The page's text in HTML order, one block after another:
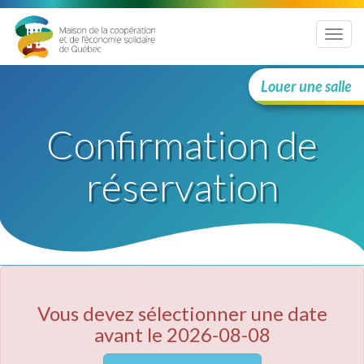
Menu
Louer une salle
Confirmation de
réservation
Vous devez sélectionner une date
avant le 2026-08-08